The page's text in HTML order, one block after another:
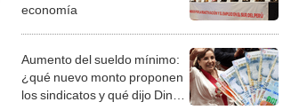
economía
Aumento del sueldo mínimo:
¿qué nuevo monto proponen
los sindicatos y qué dijo Dina